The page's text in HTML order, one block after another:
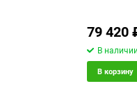
79 420
В наличии
В корзину